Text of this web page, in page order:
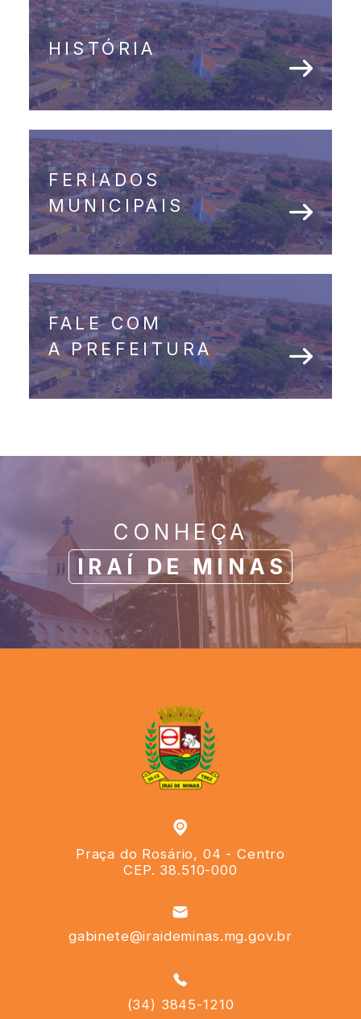
HISTÓRIA
FERIADOS
MUNICIPAIS
FALE COM
A PREFEITURA
CONHEÇA
IRAÍ DE MINAS
Praça do Rosário, 04 - Centro
CEP. 38.510-000
gabinete@iraideminas.mg.gov.br
(34) 3845-1210